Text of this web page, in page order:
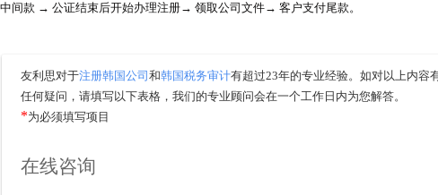
中间款 → 公证结束后开始办理注册→ 领取公司文件→ 客户支付尾款。
友利思对于注册韩国公司 和韩国税务审计有超过23年的专业经验。如对以上内容
任何疑问，请填写以下表格，我们的专业顾问会在一个工作日内为您解答。
*为必须填写项目
在线咨询